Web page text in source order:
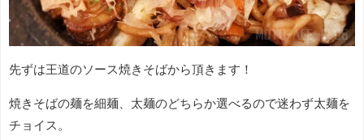
先ずは王道のソース焼きそばから頂きます！
焼きそばの麺を細麺、太麺のどちらか選べるので迷わず太麺を
チョイス。